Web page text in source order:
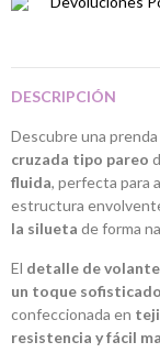
DESCRIPCIÓN
Descubre una
cruzada tipo pareo
fluida, perfecta para
estructura
la silueta de forma
El detalle de volante
un toque sofisticado
confeccionada en
resistencia y fácil